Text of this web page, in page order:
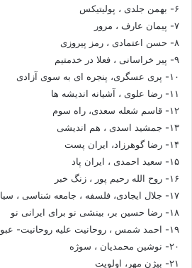
۶- بهمن جلدی ، پولیتیکس
۷- پیمان عارف ، مرور
۸- حسن اعتمادی ، رمز پیروزی
۹- پیر خراسانی ، فعلا در خدمتیم
۱۰- پری عسگری، پنجره ای به سوی آزادی
۱۱- رضا علوی ، آشیانه اندیشه ها
۱۲- قاسم شعله سعدی، راه سوم
۱۳- جمشید اسدی ، هم اندیشی
۱۴- رضا گوهرزاد، ایران پست
۱۵- سعید احمدی ، ایران پاد
۱۶- روح الله رحیم پور ، زنگ خبر
۱۷- جلال ایجادی، فلسفه ، جامعه شناسی ، سیاست
۱۸- رضا حسین بر، بینشی نو برای ایرانی نو
۱۹- احمد شمس ، روحانیت علیه روحانیت- عبور
۲۰- نوشین محمدیان ، سوژه
۲۱- بیژن مهر، اولویت